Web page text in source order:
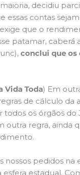
decidiu
contas
que o
patamar,
conclui que os
Vida Toda) Em
de cálculo
os órgãos
outra regra, ainda
pedidos
estadual.